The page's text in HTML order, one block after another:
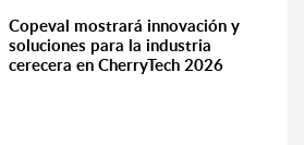
Copeval mostrará innovación y
soluciones para la industria
cerecera en CherryTech 2026